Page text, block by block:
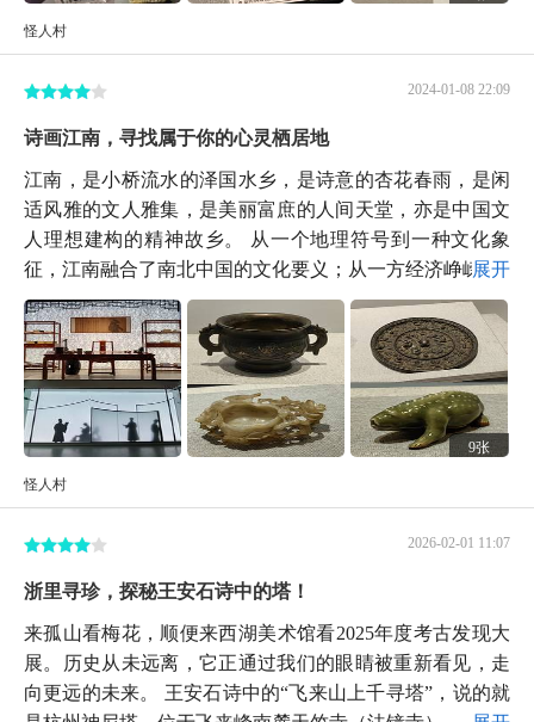
怪人村
2024-01-08 22:09
诗画江南，寻找属于你的心灵栖居地
江南，是小桥流水的泽国水乡，是诗意的杏花春雨，是闲
适风雅的文人雅集，是美丽富庶的人间天堂，亦是中国文
人理想建构的精神故乡。 从一个地理符号到一种文化象
征，江南融合了南北中国的文化要义；从一方经济峥嵘...
展开
9张
怪人村
2026-02-01 11:07
浙里寻珍，探秘王安石诗中的塔！
来孤山看梅花，顺便来西湖美术馆看2025年度考古发现大
展。历史从未远离，它正通过我们的眼睛被重新看见，走
向更远的未来。 王安石诗中的“飞来山上千寻塔”，说的就